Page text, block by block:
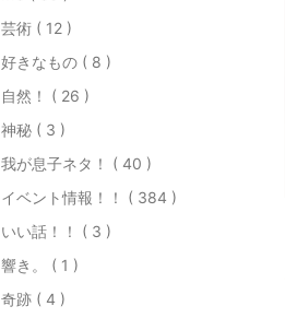
芸術 ( 12 )
好きなもの ( 8 )
自然！ ( 26 )
神秘 ( 3 )
我が息子ネタ！ ( 40 )
イベント情報！！ ( 384 )
いい話！！ ( 3 )
響き。 ( 1 )
奇跡 ( 4 )